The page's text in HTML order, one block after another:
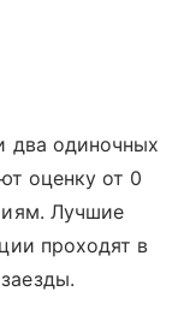
два одиночных
оценку от 0
Лучшие
проходят в